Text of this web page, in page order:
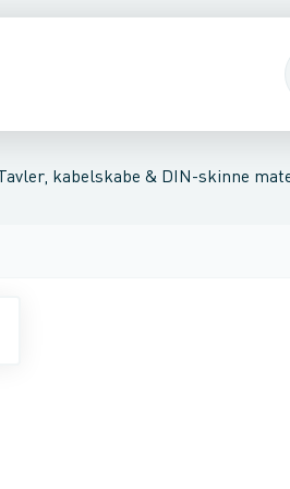
Tavler, kabelskabe & DIN-skinne
& lampeudtag
rackskabeFordelings-/
Tilgangsboks for